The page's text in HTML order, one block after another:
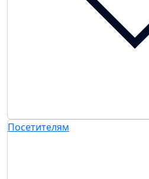
Посетителям